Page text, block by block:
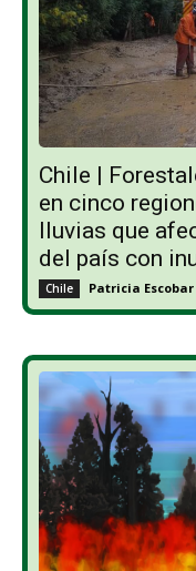
Chile |
en cinco
lluvias que
del país con
Chile Patricia Escobar